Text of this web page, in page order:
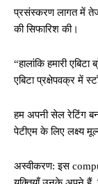
प्रसंस्करण लागत में
की सिफारिश की।
“हालांकि हमारी
एबिटा प्रक्षेपवक्र में
हम अपनी सेल रेटिंग
पेटीएम के लिए लक्ष्य
अस्वीकरण: इस